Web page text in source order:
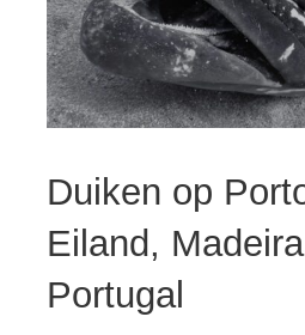
Duiken op
Eiland,
Portugal